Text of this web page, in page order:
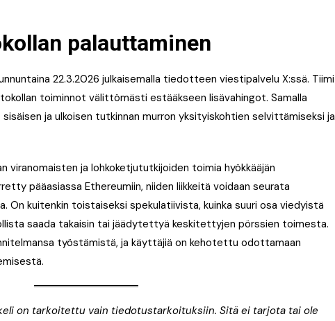
palauttaminen
22.3.2026 julkaisemalla tiedotteen viestipalvelu X:ssä. Tiimi
toiminnot välittömästi estääkseen lisävahingot. Samalla
ja ulkoisen tutkinnan murron yksityiskohtien selvittämiseksi ja
viranomaisten ja lohkoketjututkijoiden toimia hyökkääjän
pääasiassa Ethereumiin, niiden liikkeitä voidaan seurata
On kuitenkin toistaiseksi spekulatiivista, kuinka suuri osa viedyistä
saada takaisin tai jäädytettyä keskitettyjen pörssien toimesta.
työstämistä, ja käyttäjiä on kehotettu odottamaan
on tarkoitettu vain tiedotustarkoituksiin. Sitä ei tarjota tai ole